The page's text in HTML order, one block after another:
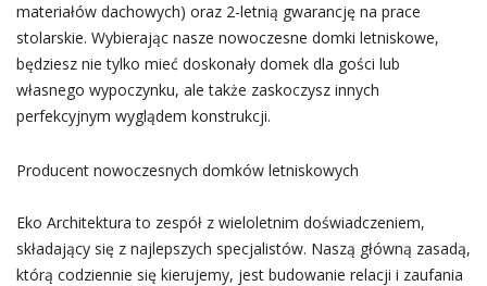
materiałów dachowych) oraz 2-letnią gwarancję na prace
stolarskie. Wybierając nasze nowoczesne domki letniskowe,
będziesz nie tylko mieć doskonały domek dla gości lub
własnego wypoczynku, ale także zaskoczysz innych
perfekcyjnym wyglądem konstrukcji.
Producent nowoczesnych domków letniskowych
Eko Architektura to zespół z wieloletnim doświadczeniem,
składający się z najlepszych specjalistów. Naszą główną zasadą,
którą codziennie się kierujemy, jest budowanie relacji i zaufania